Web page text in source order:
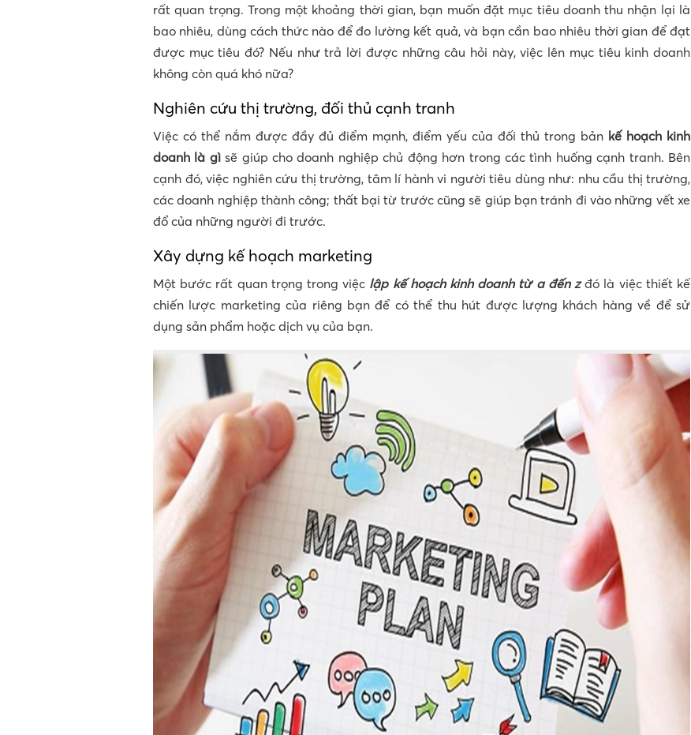
rất quan trọng. Trong một khoảng thời gian, bạn muốn đặt mục tiêu doanh thu nhận lại là
bao nhiêu, dùng cách thức nào để đo lường kết quả, và bạn cần bao nhiêu thời gian để đạt
được mục tiêu đó? Nếu như trả lời được những câu hỏi này, việc lên mục tiêu kinh doanh
không còn quá khó nữa?
Nghiên cứu thị trường, đối thủ cạnh tranh
Việc có thể nắm được đầy đủ điểm mạnh, điểm yếu của đối thủ trong bản kế hoạch kinh
doanh là gìsẽ giúp cho doanh nghiệp chủ động hơn trong các tình huống cạnh tranh. Bên
cạnh đó, việc nghiên cứu thị trường, tâm lí hành vi người tiêu dùng như: nhu cầu thị trường,
các doanh nghiệp thành công; thất bại từ trước cũng sẽ giúp bạn tránh đi vào những vết xe
đổ của những người đi trước.
Xây dựng kế hoạch marketing
Một bước rất quan trọng trong việc lập kế hoạch kinh doanh từ a đến zđó là việc thiết kế
chiến lược marketing của riêng bạn để có thể thu hút được lượng khách hàng về để sử
dụng sản phẩm hoặc dịch vụ của bạn.